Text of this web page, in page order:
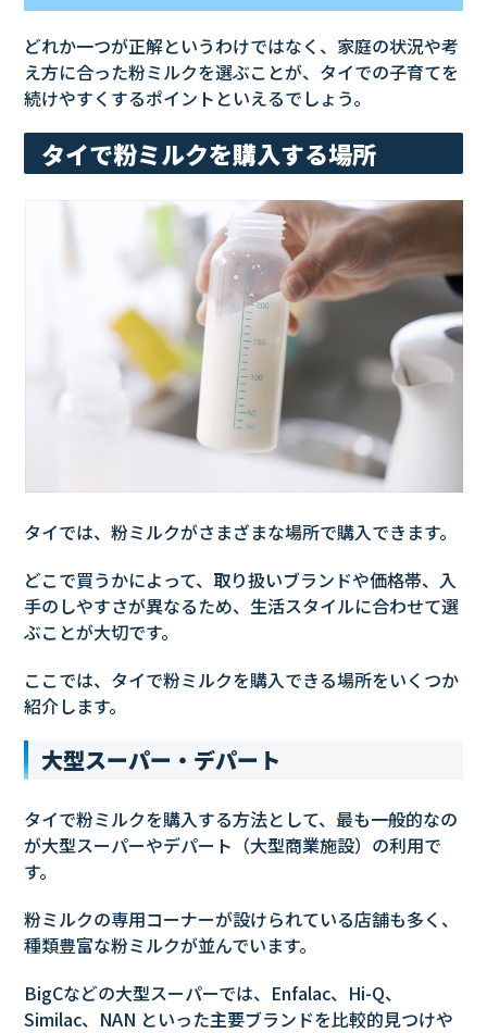
どれか一つが正解というわけではなく、家庭の状況や考
え方に合った粉ミルクを選ぶことが、タイでの子育てを
続けやすくするポイントといえるでしょう。
タイで粉ミルクを購入する場所
タイでは、粉ミルクがさまざまな場所で購入できます。
どこで買うかによって、取り扱いブランドや価格帯、入
手のしやすさが異なるため、生活スタイルに合わせて選
ぶことが大切です。
ここでは、タイで粉ミルクを購入できる場所をいくつか
紹介します。
大型スーパー・デパート
タイで粉ミルクを購入する方法として、最も一般的なの
が大型スーパーやデパート（大型商業施設）の利用で
す。
粉ミルクの専用コーナーが設けられている店舗も多く、
種類豊富な粉ミルクが並んでいます。
BigCなどの大型スーパーでは、Enfalac、Hi-Q、
Similac、NAN といった主要ブランドを比較的見つけや